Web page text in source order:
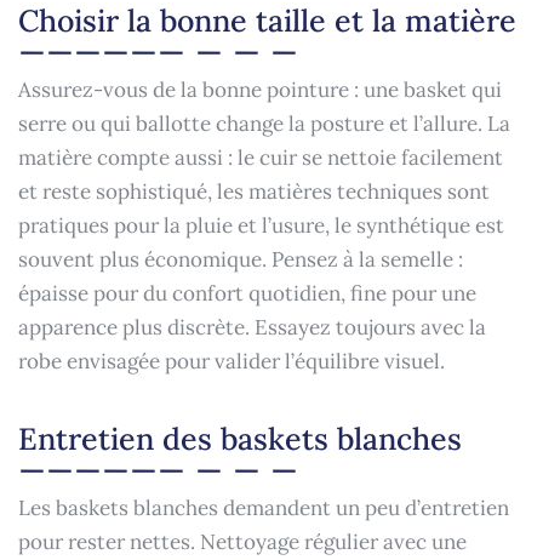
Choisir la bonne taille et la matière
Assurez-vous de la bonne pointure : une basket qui
serre ou qui ballotte change la posture et l’allure. La
matière compte aussi : le cuir se nettoie facilement
et reste sophistiqué, les matières techniques sont
pratiques pour la pluie et l’usure, le synthétique est
souvent plus économique. Pensez à la semelle :
épaisse pour du confort quotidien, fine pour une
apparence plus discrète. Essayez toujours avec la
robe envisagée pour valider l’équilibre visuel.
Entretien des baskets blanches
Les baskets blanches demandent un peu d’entretien
pour rester nettes. Nettoyage régulier avec une